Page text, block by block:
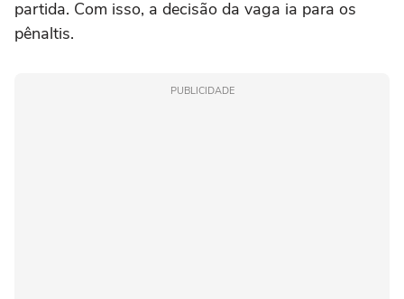
partida. Com isso, a decisão da vaga ia para os
pênaltis.
PUBLICIDADE